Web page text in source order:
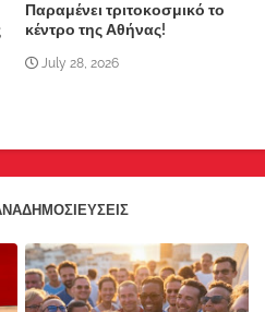
Παραμένει τριτοκοσμικό το
κέντρο της Αθήνας!
July 28, 2026